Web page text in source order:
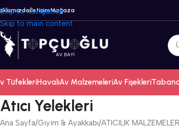
Skip to navigation
Skip to main content
İletişimMağaza
TüfekleriHavalıAv MalzemeleriAv Fişekleri
Atıcı Yelekleri
Ana Sayfa/Giyim & Ayakkabı/ATICILIK